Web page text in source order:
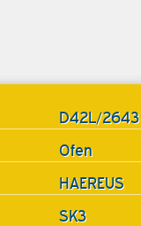
D42L/2643
Ofen
HAEREUS
SK3